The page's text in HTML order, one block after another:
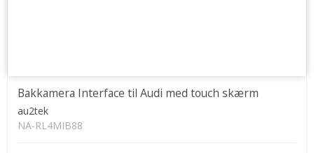
Bakkamera Interface til Audi med touch skærm
au2tek
NA-RL4MIB88